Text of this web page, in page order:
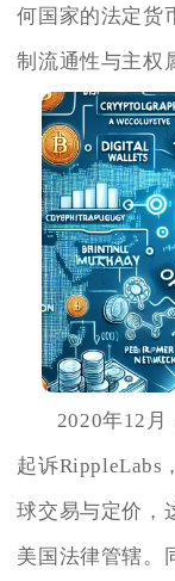
何国家的法定货
制流通性与主权
2020年12月
起诉RippleLabs
球交易与定价，
美国法律管辖。